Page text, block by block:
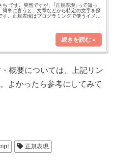
ち です。突然ですが、「正規表現」って知っ
単に言うと、文章などから特定の文字を探
す。正規表現はプログラミングで使うイメー
・概要については、上記リン
よかったら参考にしてみて
正規表現